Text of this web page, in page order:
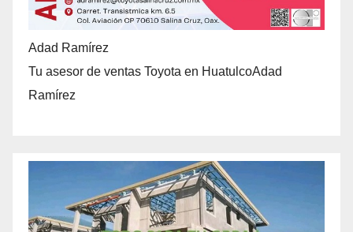
Adad Ramírez
Tu asesor de ventas Toyota en HuatulcoAdad
Ramírez